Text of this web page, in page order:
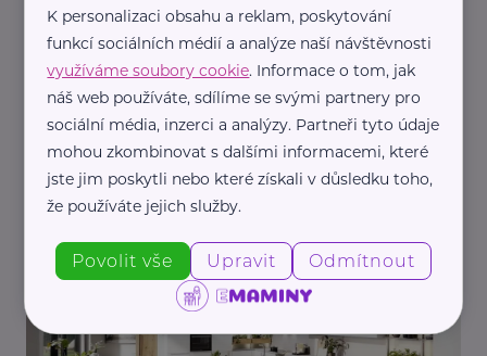
Reklama
FINEP CZ
Hledáte nový byt v Praze - zn. pro celou rodinu?
Odpověď nabízí Štěrboholy
Bydlení, domácnost Rodina
K personalizaci obsahu a reklam, poskytování
funkcí sociálních médií a analýze naší návštěvnosti
využíváme soubory cookie. Informace o tom, jak
náš web používáte, sdílíme se svými partnery pro
sociální média, inzerci a analýzy. Partneři tyto údaje
mohou zkombinovat s dalšími informacemi, které
jste jim poskytli nebo které získali v důsledku toho,
že používáte jejich služby.
Povolit vše Upravit Odmítnout